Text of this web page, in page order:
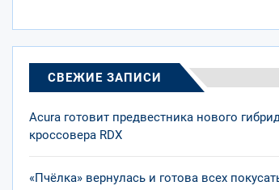
СВЕЖИЕ ЗАПИСИ
Acura готовит предвестника нового
кроссовера RDX
«Пчёлка» вернулась и готова всех